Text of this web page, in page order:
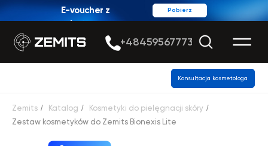
Pobierz
E-voucher z
rabatem
Konsultacja kosmetologa
Zemits / Katalog / Kosmetyki do pielęgnacji skóry /
Zestaw kosmetyków do Zemits Bionexis Lite